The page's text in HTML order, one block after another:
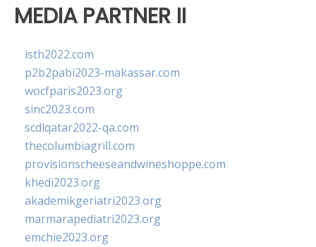
MEDIA PARTNER II
isth2022.com
p2b2pabi2023-makassar.com
wocfparis2023.org
sinc2023.com
scdlqatar2022-qa.com
thecolumbiagrill.com
provisionscheeseandwineshoppe.com
khedi2023.org
akademikgeriatri2023.org
marmarapediatri2023.org
emchie2023.org